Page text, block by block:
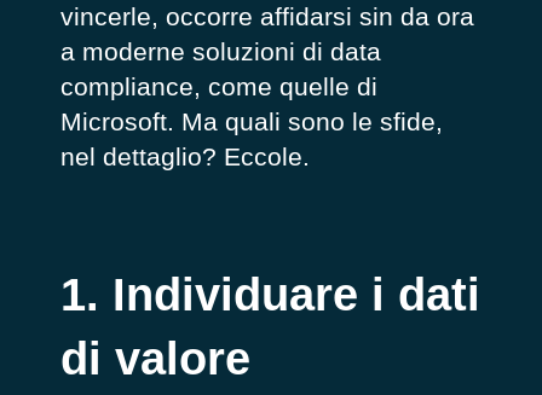
vincerle, occorre affidarsi sin da ora
a moderne soluzioni di data
compliance, come quelle di
Microsoft. Ma quali sono le sfide,
nel dettaglio? Eccole.
1. Individuare i dati
di valore